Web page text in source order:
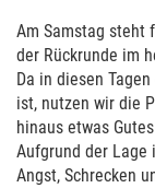
Am Samstag steht
der Rückrunde im
Da in diesen
ist, nutzen wir die
hinaus etwas
Aufgrund der Lage
Angst, Schrecken